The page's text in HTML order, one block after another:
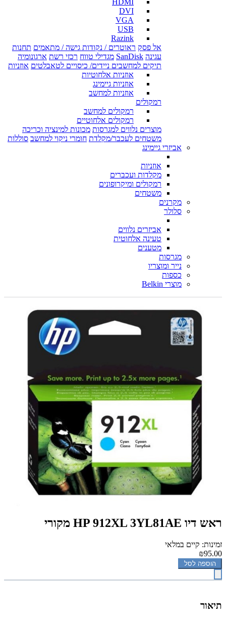
DVI
VGA
USB
Razink
אל פסק ראוטרים / נקודות גישה / מתאמים תחנות
עגינה SanDisk מגדילי טווח רכזי רשת ארגונומיה
תיקים למחשבים ניידים/ כיסויים לטאבלטים אוזניות
אוזניות אלחוטיות
אוזניות גיימינג
אוזניות למחשב
רמקולים
רמקולים למחשב
רמקולים אלחוטיים
מוצרים נלווים למגרסות מכונות למינציה וכריכה
משטחים לעכבר/מקלדת חומרי ניקוי למחשב סוללות
אביזרי גיימינג
אוזניות
מקלדות ועכברים
רמקולים ומיקרופונים
משטחים
מקרנים
סלולר
אביזרים נלווים
טעינה אלחוטית
מטענים
מגרסות
נייר ומוצריו
כספות
מוצרי Belkin
‏ראש דיו HP 912XL 3YL81AE מקורי
זמינות: קיים במלאי
₪95.00
הוספה לסל
תיאור